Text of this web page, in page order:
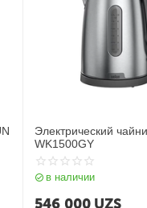
Электрический
WK1500GY
в наличии
546 000 UZS